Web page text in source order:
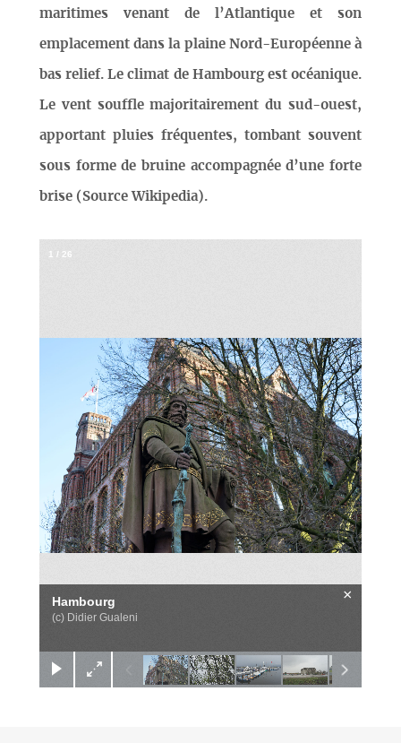
maritimes venant de l’Atlantique et son
emplacement dans la plaine Nord-Européenne à
bas relief. Le climat de Hambourg est océanique.
Le vent souffle majoritairement du sud-ouest,
apportant pluies fréquentes, tombant souvent
sous forme de bruine accompagnée d’une forte
brise (Source Wikipedia).
Hambourg
(c) Didier Gualeni
×
1 / 26